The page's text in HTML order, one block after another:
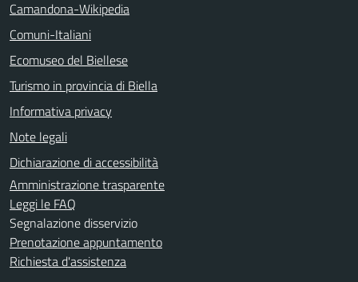
Camandona-Wikipedia
Comuni-Italiani
Ecomuseo del Biellese
Turismo in provincia di Biella
Informativa privacy
Note legali
Dichiarazione di accessibilità
Amministrazione trasparente
Leggi le FAQ
Segnalazione disservizio
Prenotazione appuntamento
Richiesta d'assistenza